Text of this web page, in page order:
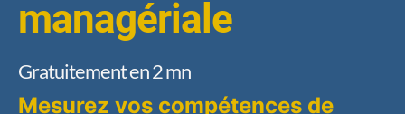
managériale
Gratuitement en 2 mn
Mesurez vos compétences de